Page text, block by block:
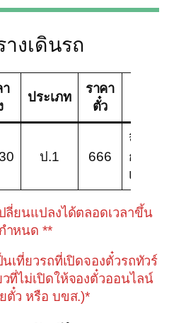
างเดินรถ
า
ประเภท
ราคา
ตั๋ว
ป.1 666
จิรัฐ
กาล-
เขมราฐ
ลี่ยนแปลงได้ตลอดเวลาขึ้น
ำหนด **
นเที่ยวรถที่เปิดจองตั๋วรถทัวร์
ที่ไม่เปิดให้จองตั๋วออนไลน์
ตั๋ว หรือ บขส.)*